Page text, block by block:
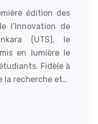
édition des
l’Innovation de
(UTS), le
en lumière le
Fidèle à
la recherche et…